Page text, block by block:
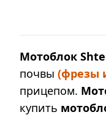
Мотоблок
почвы (фрезы
прицепом.
купить